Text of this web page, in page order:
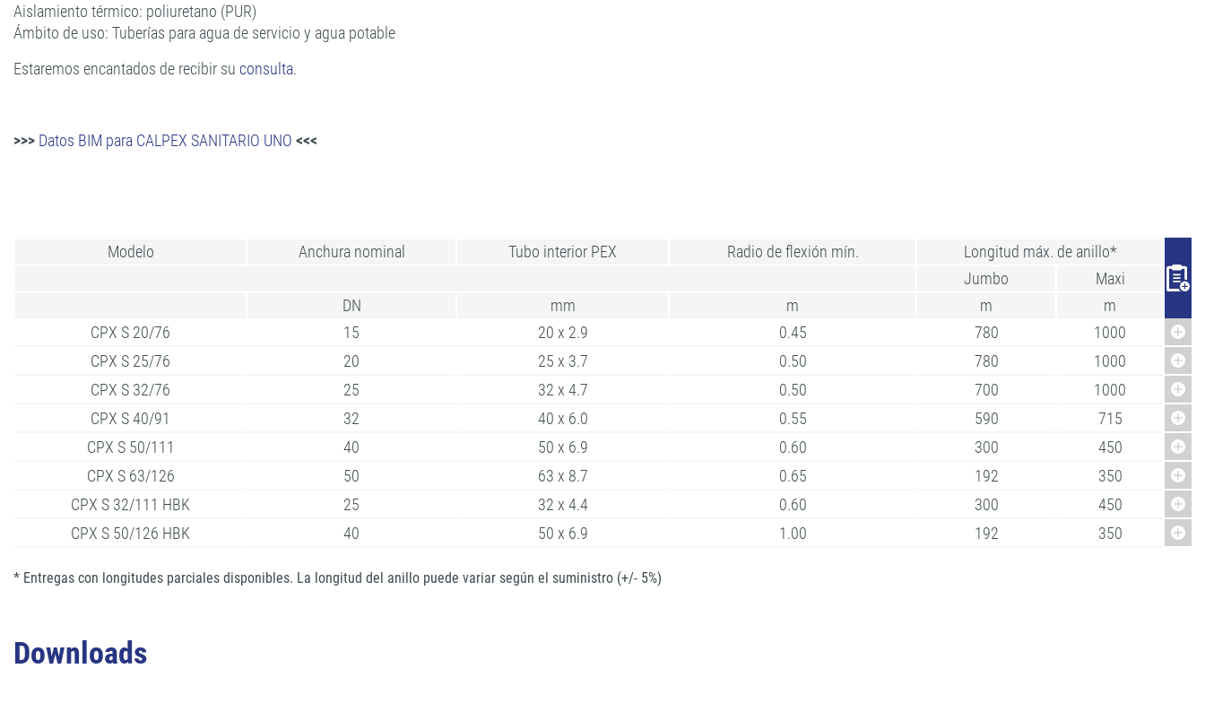
Aislamiento térmico: poliuretano (PUR)
Ámbito de uso: Tuberías para agua de servicio y agua potable
Estaremos encantados de recibir su consulta.
>>> Datos BIM para CALPEX SANITARIO UNO <<<
Modelo Anchura nominal Tubo interior PEX Radio de flexión mín.
Longitud máx. de anillo*
Jumbo
Maxi
DN
mm m m
m
CPX S 20/76
15 20 x 2.9 0.45 780
1000
CPX S 25/76
20 25 x 3.7 0.50 780
1000
CPX S 32/76
25 32 x 4.7 0.50 700
1000
CPX S 40/91
32 40 x 6.0 0.55 590
715
CPX S 50/111
40 50 x 6.9 0.60 300
450
CPX S 63/126
50 63 x 8.7 0.65 192
350
CPX S 32/111 HBK
25 32 x 4.4 0.60 300
450
CPX S 50/126 HBK
40 50 x 6.9 1.00 192 350
* Entregas con longitudes parciales disponibles. La longitud del anillo puede variar según el suministro (+/- 5%)
Downloads